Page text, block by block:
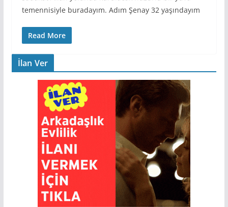
temennisiyle buradayım. Adım Şenay 32 yaşındayım
Read More
İlan Ver